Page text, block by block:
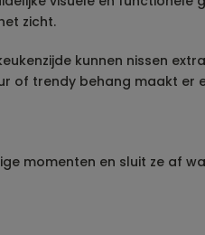
zicht.
kunnen nissen
of trendy behang maakt er
momenten en sluit ze af